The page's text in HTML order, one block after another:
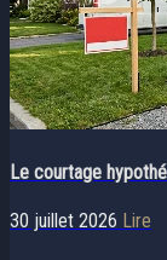
Le courtage
30 juillet 2026 Lire